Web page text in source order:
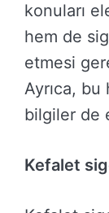
konuları
hem de
etmesi
Ayrıca,
bilgiler de
Kefalet